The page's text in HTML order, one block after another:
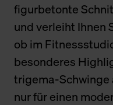
figurbetonte
und verleiht Ihnen
ob im
besonderes
trigema-Schwinge
nur für einen